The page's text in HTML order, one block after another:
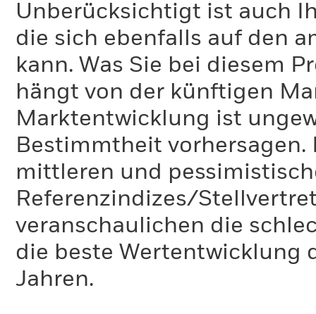
Unberücksichtigt ist auch
die sich ebenfalls auf den
kann. Was Sie bei diesem
hängt von der künftigen
Marktentwicklung ist
Bestimmtheit
mittleren und
Referenzindizes/
veranschaulichen die
die beste Wertentwicklung
Jahren.